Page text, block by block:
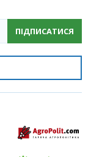
ПІДПИСАТИСЯ